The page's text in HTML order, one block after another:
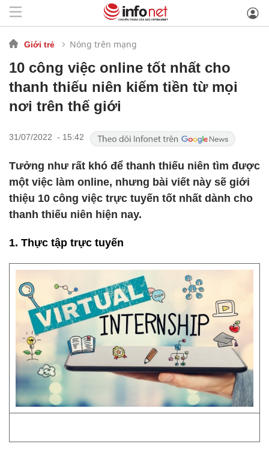
Giới trẻ Nóng trên mạng
10 công việc online tốt nhất cho
thanh thiếu niên kiếm tiền từ mọi
nơi trên thế giới
31/07/2022 - 15:42
Tưởng như rất khó để thanh thiếu niên tìm được
một việc làm online, nhưng bài viết này sẽ giới
thiệu 10 công việc trực tuyến tốt nhất dành cho
thanh thiếu niên hiện nay.
1. Thực tập trực tuyến